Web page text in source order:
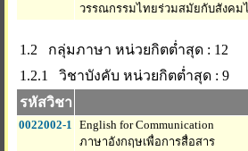
วรรณกรรมไทยร่วมสมัยกับสังคม
1.2 กลุ่มภาษา หน่วยกิตต่ำสุด : 12
1.2.1 วิชาบังคับ หน่วยกิตต่ำสุด : 9
รหัสวิชา
0022002-1 English for Communication
ภาษาอังกฤษเพื่อการสื่อสาร